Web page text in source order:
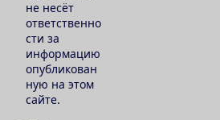
не несёт
ответственно
сти за
информацию
опубликован
ную на этом
сайте.